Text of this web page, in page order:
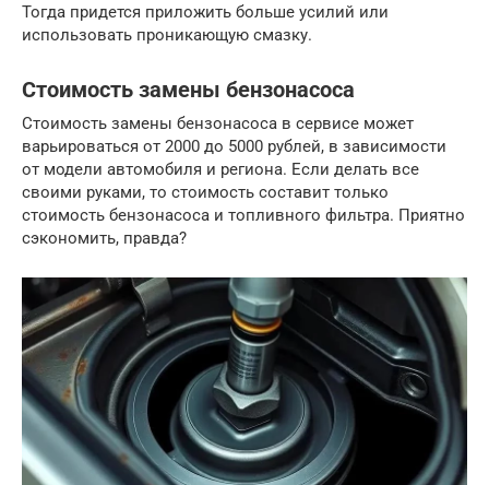
Тогда придется приложить больше усилий или
использовать проникающую смазку.
Стоимость замены бензонасоса
Стоимость замены бензонасоса в сервисе может
варьироваться от 2000 до 5000 рублей, в зависимости
от модели автомобиля и региона. Если делать все
своими руками, то стоимость составит только
стоимость бензонасоса и топливного фильтра. Приятно
сэкономить, правда?